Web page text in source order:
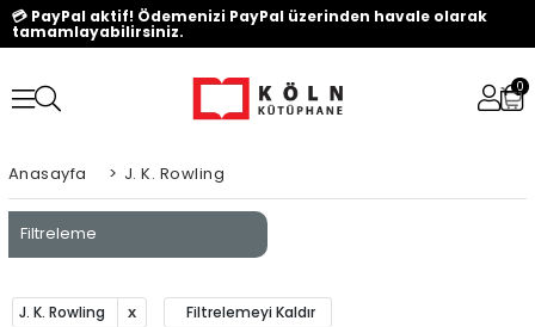
💳 PayPal aktif! Ödemenizi PayPal üzerinden havale olarak
tamamlayabilirsiniz.
0
Anasayfa > J. K. Rowling
Filtreleme
J. K. Rowling Filtrelemeyi Kaldır